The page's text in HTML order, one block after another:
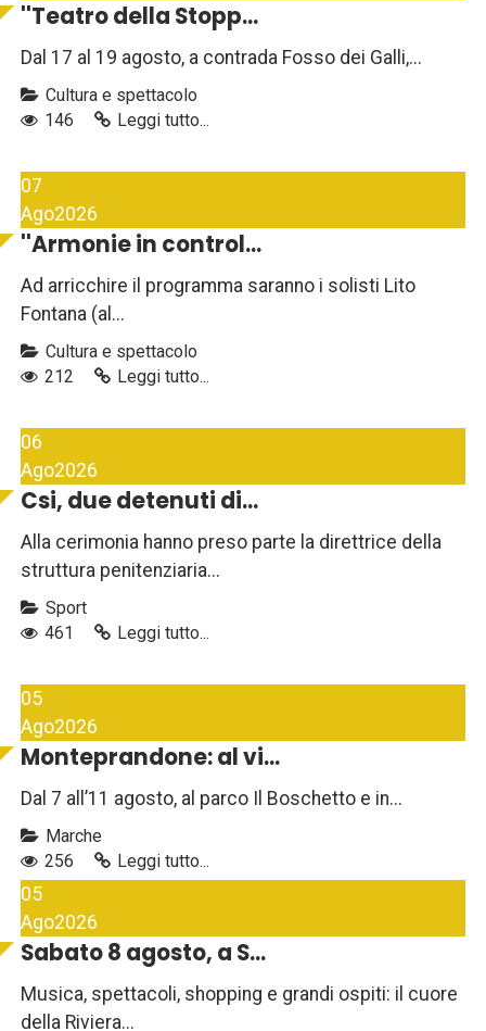
''Teatro della Stopp...
Dal 17 al 19 agosto, a contrada Fosso dei Galli,...
Cultura e spettacolo
146
Leggi tutto...
07
Ago2026
''Armonie in control...
Ad arricchire il programma saranno i solisti Lito
Fontana (al...
Cultura e spettacolo
212
Leggi tutto...
06
Ago2026
Csi, due detenuti di...
Alla cerimonia hanno preso parte la direttrice della
struttura penitenziaria...
Sport
461
Leggi tutto...
05
Ago2026
Monteprandone: al vi...
Dal 7 all’11 agosto, al parco Il Boschetto e in...
Marche
256
Leggi tutto...
05
Ago2026
Sabato 8 agosto, a S...
Musica, spettacoli, shopping e grandi ospiti: il cuore
della Riviera...